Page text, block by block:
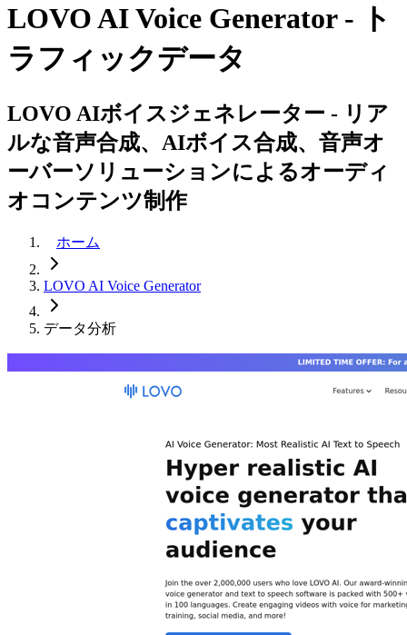
LOVO AI Voice Generator - ト
ラフィックデータ
LOVO AIボイスジェネレーター - リア
ルな音声合成、AIボイス合成、音声オ
ーバーソリューションによるオーディ
オコンテンツ制作
ホーム
LOVO AI Voice Generator
データ分析